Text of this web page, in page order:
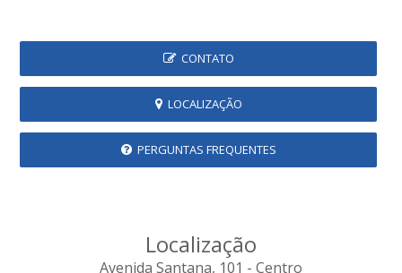
CONTATO
LOCALIZAÇÃO
PERGUNTAS FREQUENTES
Localização
Avenida Santana, 101 - Centro